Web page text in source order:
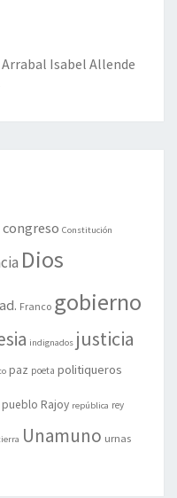
Isabel Allende
congreso Constitución
Dios
Franco gobierno
indignados justicia
paz poeta politiqueros
pueblo Rajoy república rey
Unamuno urnas